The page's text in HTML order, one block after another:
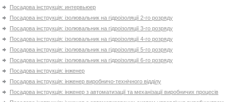
Посадова інструкція: интервьюер
Посадова інструкція: ізолювальник на гідроізоляції 2-го розряду
Посадова інструкція: ізолювальник на гідроізоляції 3-го розряду
Посадова інструкція: ізолювальник на гідроізоляції 4-го розряду
Посадова інструкція: ізолювальник на гідроізоляції 5-го розряду
Посадова інструкція: ізолювальник на гідроізоляції 6-го розряду
Посадова інструкція: інженер
Посадова інструкція: інженер виробничо-технічного відділу
Посадова інструкція: інженер з автоматизації та механізації виробничих процесів